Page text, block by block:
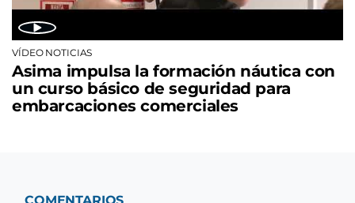
VÍDEO NOTICIAS
Asima impulsa la formación náutica con
un curso básico de seguridad para
embarcaciones comerciales